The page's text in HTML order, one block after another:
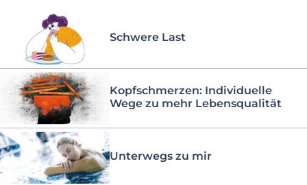
Schwere Last
Kopfschmerzen: Individuelle
Wege zu mehr Lebensqualität
Unterwegs zu mir